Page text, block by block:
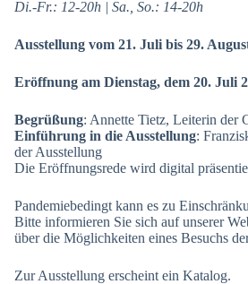
Di.-Fr.: 12-20h | Sa., So.: 14-20h
Ausstellung vom 21. Juli bis 29.
Eröffnung am Dienstag, dem 20. Juli
Begrüßung: Annette Tietz, Leiterin der
Einführung in die Ausstellung:
der Ausstellung
Die Eröffnungsrede wird digital
Pandemiebedingt kann es zu
Bitte informieren Sie sich auf unserer
über die Möglichkeiten eines Besuchs
Zur Ausstellung erscheint ein Katalog.